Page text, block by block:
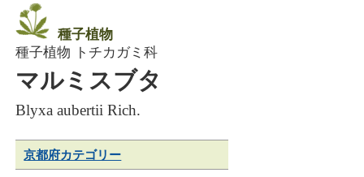
種子植物
種子植物 トチカガミ科
マルミスブタ
Blyxa aubertii Rich.
京都府カテゴリー